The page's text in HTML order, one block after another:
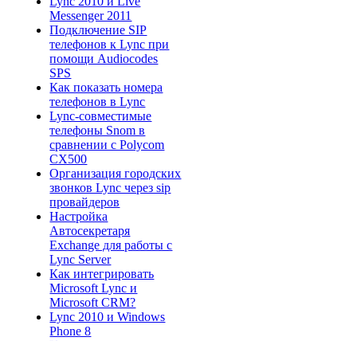
Messenger 2011
Подключение SIP
телефонов к Lync при
помощи Audiocodes
SPS
Как показать номера
телефонов в Lync
Lync-совместимые
телефоны Snom в
сравнении с Polycom
CX500
Организация городских
звонков Lync через sip
провайдеров
Настройка
Автосекретаря
Exchange для работы с
Lync Server
Как интегрировать
Microsoft Lync и
Microsoft CRM?
Lync 2010 и Windows
Phone 8